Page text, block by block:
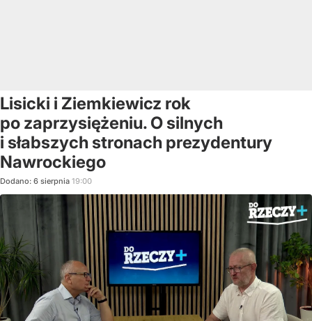
Lisicki i Ziemkiewicz rok
po zaprzysiężeniu. O silnych
i słabszych stronach prezydentury
Nawrockiego
Dodano: 6 sierpnia 19:00